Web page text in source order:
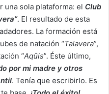
sola plataforma: el Club
. El resultado de esta
La formación está
de natación “Talavera”,
“Aqüis”. Éste último,
por mi madre y otros
. Tenía que escribirlo. Es